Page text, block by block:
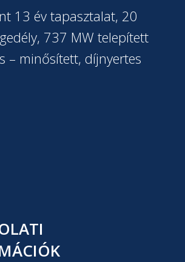
13 év tapasztalat, 20
737 MW telepített
– minősített, díjnyertes